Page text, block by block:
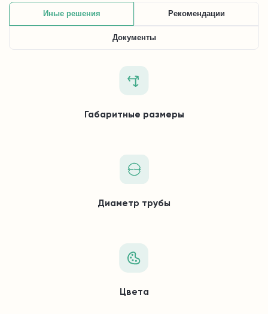
Иные решения Рекомендации
Документы
Габаритные размеры
Диаметр трубы
Цвета